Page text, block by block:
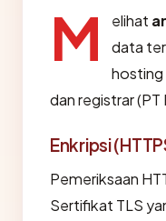
M elihat
data
hosting
dan registrar
Enkripsi
Pemeriksaan
Sertifikat TLS